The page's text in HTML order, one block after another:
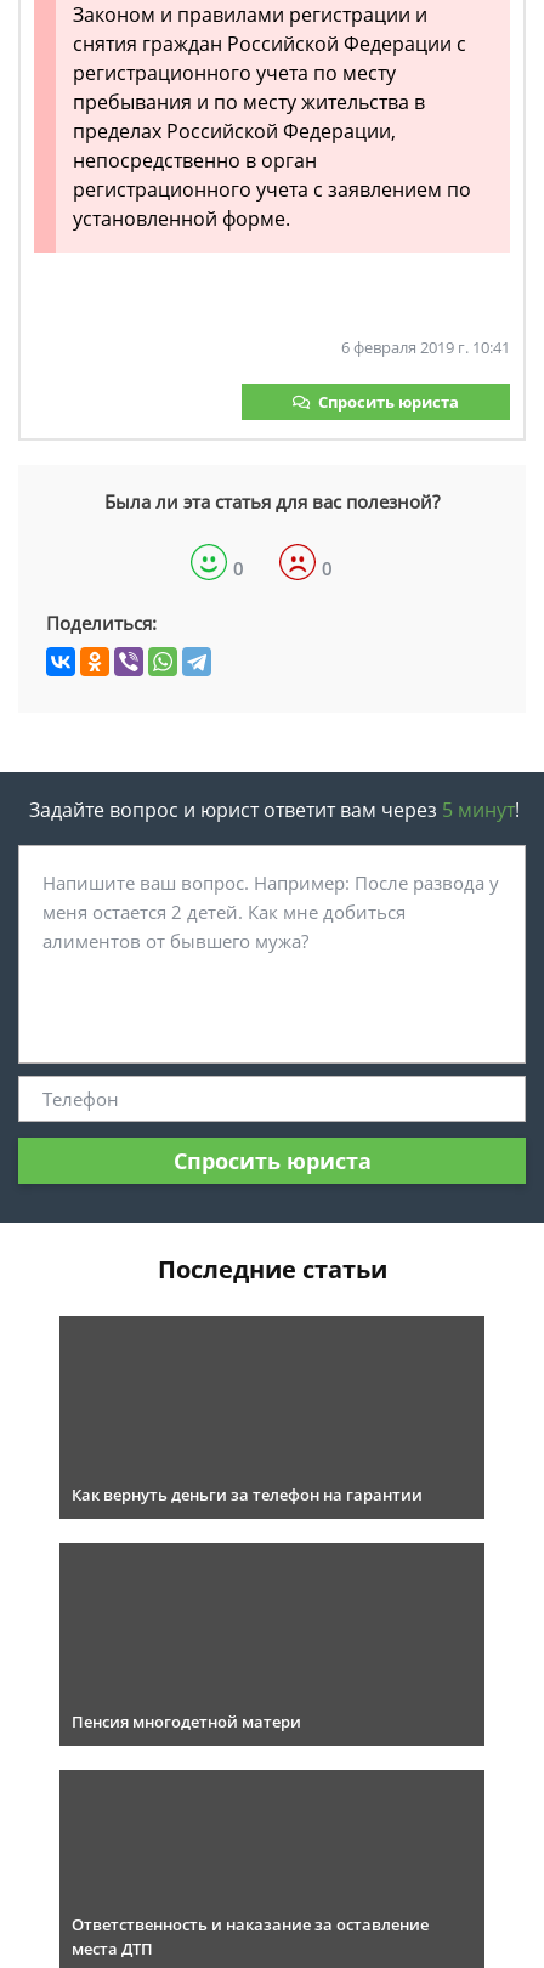
Законом и правилами регистрации и
снятия граждан Российской Федерации с
регистрационного учета по месту
пребывания и по месту жительства в
пределах Российской Федерации,
непосредственно в орган
регистрационного учета с заявлением по
установленной форме.
6 февраля 2019 г. 10:41
Спросить юриста
Была ли эта статья для вас полезной?
0 0
Поделиться:
Задайте вопрос и юрист ответит вам через 5 минут!
Спросить юриста
Последние статьи
Как вернуть деньги за телефон на гарантии
Пенсия многодетной матери
Ответственность и наказание за оставление
места ДТП